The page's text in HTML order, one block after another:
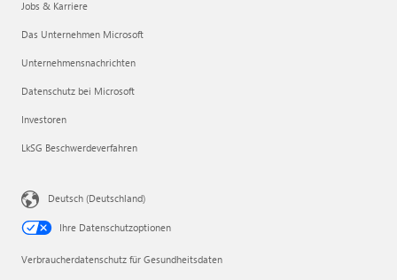
Jobs & Karriere
Das Unternehmen Microsoft
Unternehmensnachrichten
Datenschutz bei Microsoft
Investoren
LkSG Beschwerdeverfahren
Deutsch (Deutschland)
Ihre Datenschutzoptionen
Verbraucherdatenschutz für Gesundheitsdaten